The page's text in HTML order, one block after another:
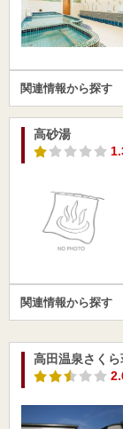
関連情報から探す
高砂湯
関連情報から探す
高田温泉さくら